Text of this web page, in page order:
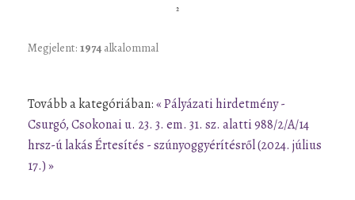
Megjelent: 1974 alkalommal
Tovább a kategóriában:« Pályázati hirdetmény -
Csurgó, Csokonai u. 23. 3. em. 31. sz. alatti 988/2/A/14
hrsz-ú lakásÉrtesítés - szúnyoggyérítésről (2024. július
17.) »